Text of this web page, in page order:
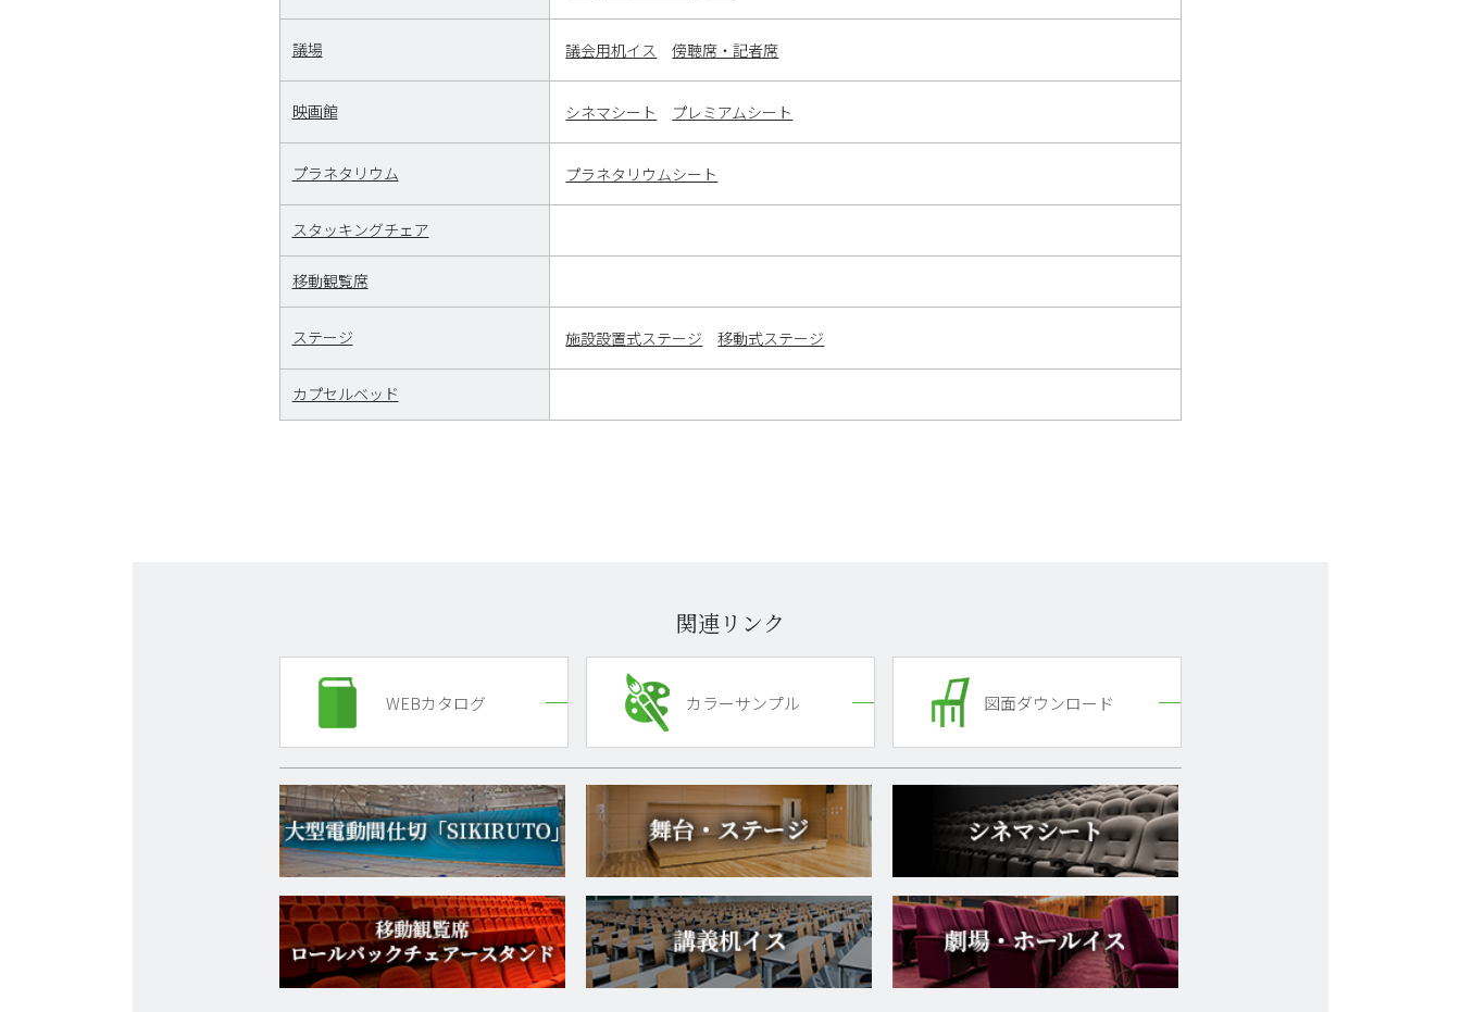
議場 議会用机イス 傍聴席・記者席
映画館 シネマシート プレミアムシート
プラネタリウム プラネタリウムシート
スタッキングチェア
移動観覧席
ステージ 施設設置式ステージ 移動式ステージ
カプセルベッド
関連リンク
WEBカタログ カラーサンプル 図面ダウンロード